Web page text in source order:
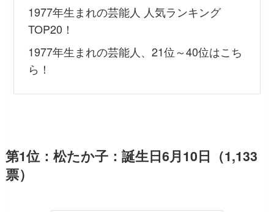
1977年生まれの芸能人 人気ランキング
TOP20！
1977年生まれの芸能人、21位～40位はこち
ら！
第1位：松たか子：誕生日6月10日（1,133
票）